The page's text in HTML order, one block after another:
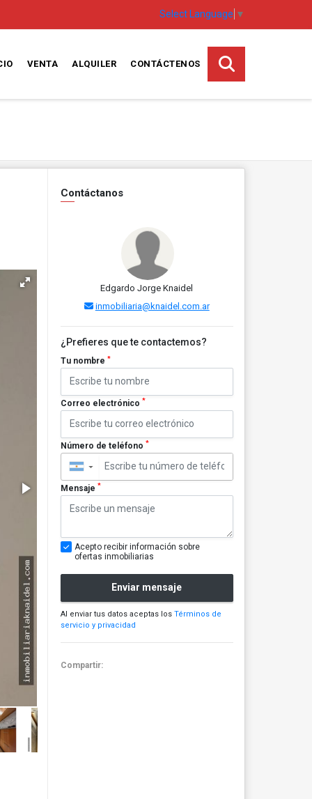
Select Language ▼
VENTA ALQUILER CONTÁCTENOS
Contáctanos
Edgardo Jorge Knaidel
inmobiliaria@knaidel.com.ar
¿Prefieres que te contactemos?
Tu nombre *
Correo electrónico *
Número de teléfono *
▼
Mensaje *
Acepto recibir información sobre
ofertas inmobiliarias
Enviar mensaje
Al enviar tus datos aceptas los Términos de
servicio y privacidad
Compartir: